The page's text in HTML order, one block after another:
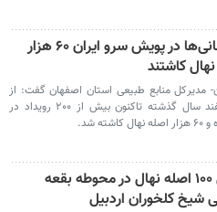
اصفهانی‌ها در پویش سرو ایران ۶۰ هزار
کاشتند
مدیرکل منابع طبیعی استان اصفهان گفت: از
۱۵ اسفند سال گذشته تاکنون بیش از ۲۰۰ رویداد در
شد.
غرس ۱۰۰ اصله نهال در محوطه بقعه
شیخ کلخوران اردبیل